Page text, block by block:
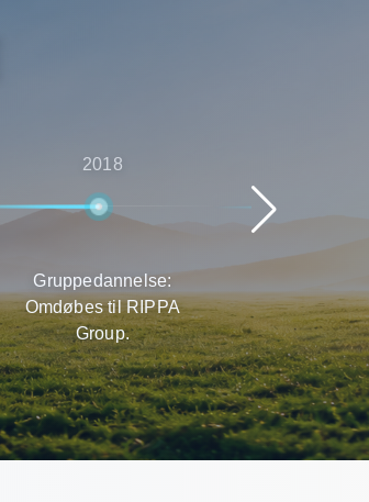
2018
Gruppedannelse:
Omdøbes til RIPPA
Group.
de